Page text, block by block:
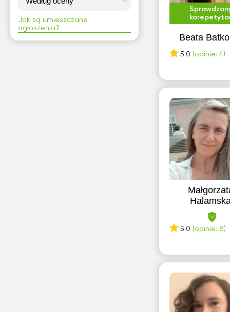
Beata Batko
5.0 (opinie: 4)
5.0 (opinie: 8)
Chorzów
Częstochowa
Jak są umieszczane
ogłoszenia?